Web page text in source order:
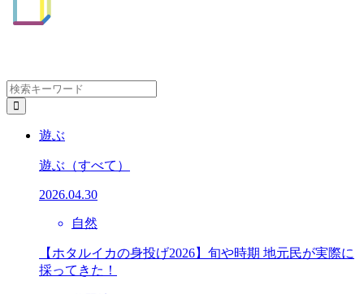
遊ぶ
遊ぶ （すべて）
2026.04.30
自然
【ホタルイカの身投げ2026】旬や時期 地元民が実際に
採ってきた！